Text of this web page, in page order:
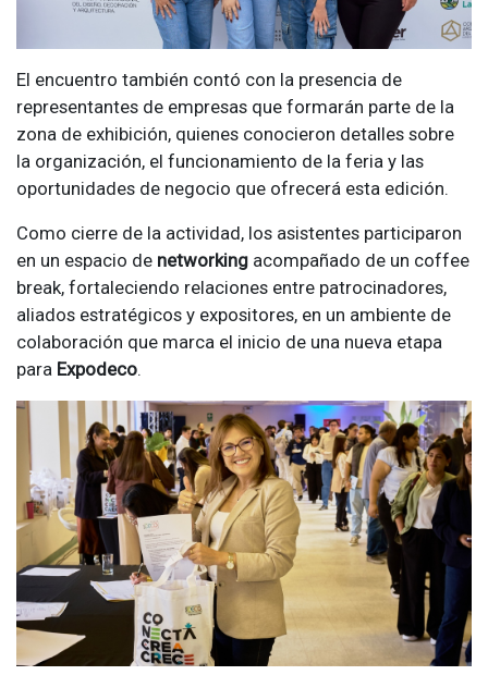
El encuentro también contó con la presencia de
representantes de empresas que formarán parte de la
zona de exhibición, quienes conocieron detalles sobre
la organización, el funcionamiento de la feria y las
oportunidades de negocio que ofrecerá esta edición.
Como cierre de la actividad, los asistentes participaron
en un espacio de networking acompañado de un coffee
break, fortaleciendo relaciones entre patrocinadores,
aliados estratégicos y expositores, en un ambiente de
colaboración que marca el inicio de una nueva etapa
para Expodeco.